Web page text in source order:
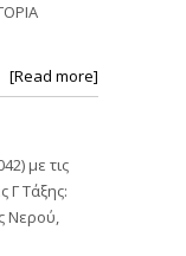
[Read more]
με τις
Γ Τάξης:
Νερού,